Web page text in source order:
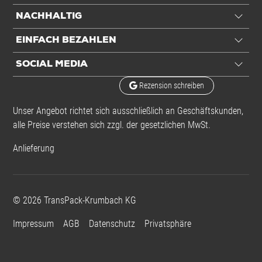
Einheiten
VE: 1 VE / 19 kg
Alle Angaben ohne Gewähr, Druckfehler vorbehalten.
NACHHALTIG
EINFACH BEZAHLEN
SOCIAL MEDIA
Rezension schreiben
Unser Angebot richtet sich ausschließlich an Geschäftskunden,
alle Preise verstehen sich zzgl. der gesetzlichen MwSt.
Anlieferung
© 2026 TransPack-Krumbach KG
Impressum AGB Datenschutz Privatsphäre